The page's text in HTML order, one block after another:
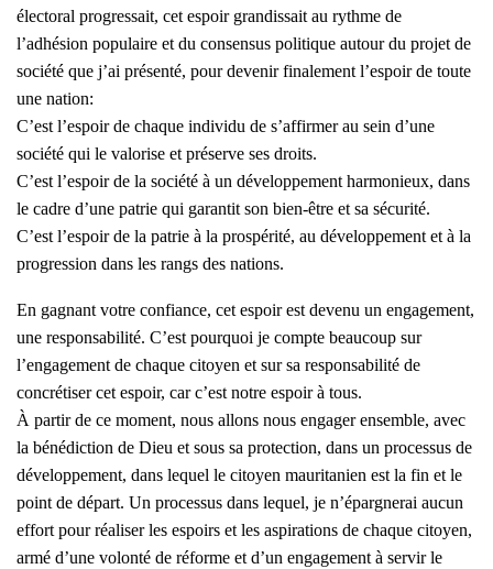
électoral progressait, cet espoir grandissait au rythme de
l’adhésion populaire et du consensus politique autour du projet de
société que j’ai présenté, pour devenir finalement l’espoir de toute
une nation:
C’est l’espoir de chaque individu de s’affirmer au sein d’une
société qui le valorise et préserve ses droits.
C’est l’espoir de la société à un développement harmonieux, dans
le cadre d’une patrie qui garantit son bien-être et sa sécurité.
C’est l’espoir de la patrie à la prospérité, au développement et à la
progression dans les rangs des nations.
En gagnant votre confiance, cet espoir est devenu un engagement,
une responsabilité. C’est pourquoi je compte beaucoup sur
l’engagement de chaque citoyen et sur sa responsabilité de
concrétiser cet espoir, car c’est notre espoir à tous.
À partir de ce moment, nous allons nous engager ensemble, avec
la bénédiction de Dieu et sous sa protection, dans un processus de
développement, dans lequel le citoyen mauritanien est la fin et le
point de départ. Un processus dans lequel, je n’épargnerai aucun
effort pour réaliser les espoirs et les aspirations de chaque citoyen,
armé d’une volonté de réforme et d’un engagement à servir le